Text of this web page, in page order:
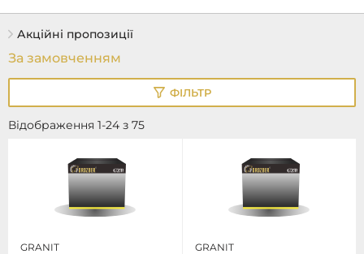
Акційні пропозиції
Відображення 1-24 з 75
ФІЛЬТР
GRANIT
GRANIT